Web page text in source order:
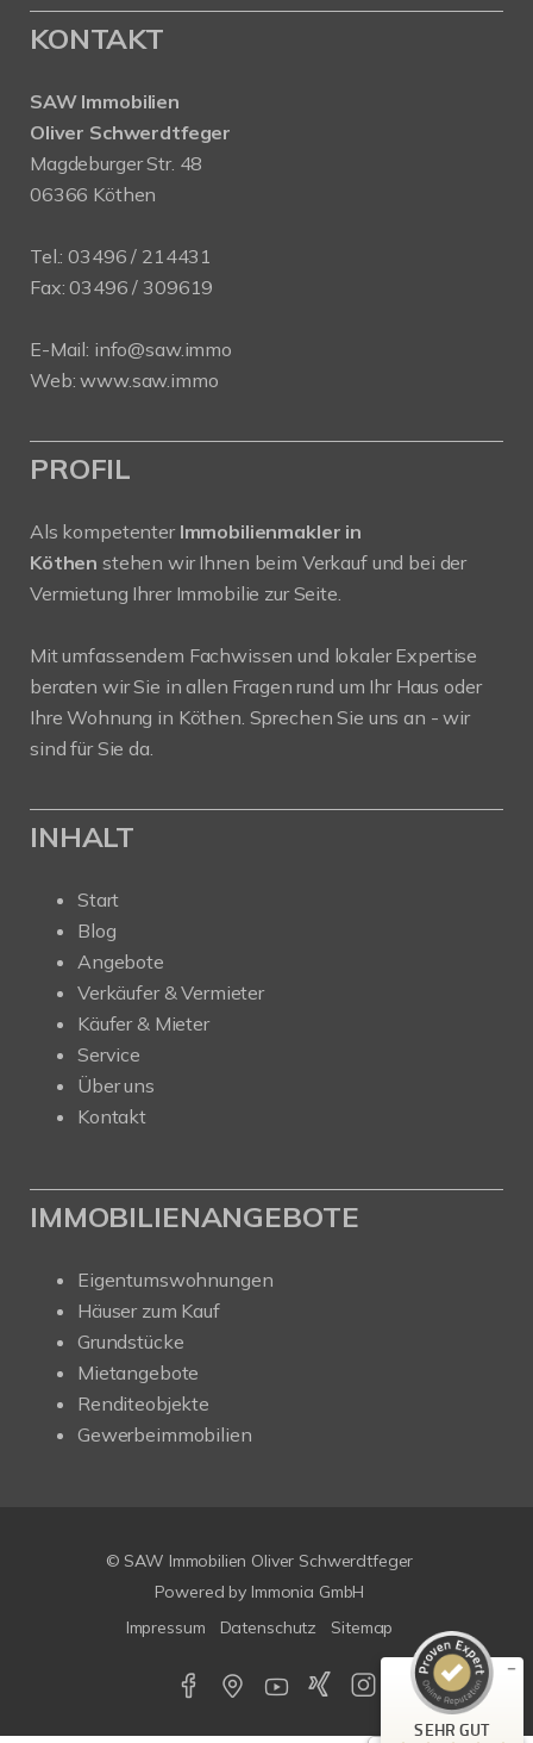
KONTAKT
SAW Immobilien
Oliver Schwerdtfeger
Magdeburger Str. 48
06366 Köthen
Tel.:03496 / 214431
Fax: 03496 / 309619
E-Mail: info@saw.immo
Web:www.saw.immo
PROFIL
Als kompetenter Immobilienmakler in
Köthen stehen wir Ihnen beim Verkauf und bei der
Vermietung Ihrer Immobilie zur Seite.
Mit umfassendem Fachwissen und lokaler Expertise
beraten wir Sie in allen Fragen rund um Ihr Haus oder
Ihre Wohnung in Köthen. Sprechen Sie uns an - wir
sind für Sie da.
INHALT
Start
Blog
Angebote
Verkäufer & Vermieter
Käufer & Mieter
Service
Über uns
Kontakt
IMMOBILIENANGEBOTE
Eigentumswohnungen
Häuser zum Kauf
Grundstücke
Mietangebote
Renditeobjekte
Gewerbeimmobilien
© SAW Immobilien Oliver Schwerdtfeger
Powered by Immonia GmbH
Impressum
Datenschutz Sitemap
SEHR GUT
ProvenExpert.com
SEHR GUT
4,67
/
5,00
29
Bewertungen auf
ProvenExpert.com
179
anderen Quellen